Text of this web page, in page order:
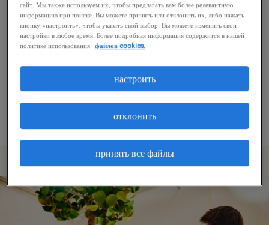
Вы искали работу в определенном месте?
Учтите возможность расширения диапазона
вокруг местонахождения.
Измените название должности или ключевые
слова и проверьте, правильно ли они
написаны.
сайт. Мы также используем их, чтобы предлагать вам более релевантную
информацию при поиске. Вы можете принять или отклонить их, либо нажать
кнопку «настроить», чтобы указать свой выбор. Вы можете изменить свои
настройки в любое время. Более подробная информация содержится в нашей
политике использования
файлов cookies.
принять все файлы
отклонить
настроить